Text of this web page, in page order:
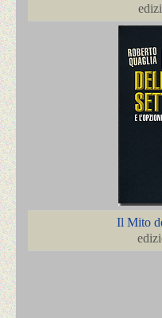
Il Mito